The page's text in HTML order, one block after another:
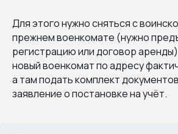
Для этого нужно сняться с
прежнем военкомате (нужно
регистрацию или договор
новый военкомат по адресу
а там подать комплект
заявление о постановке на учёт.